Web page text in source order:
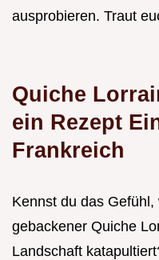
ausprobieren. Traut
Quiche
ein Rezept
Frankreich
Kennst du das
gebackener Quiche
Landschaft